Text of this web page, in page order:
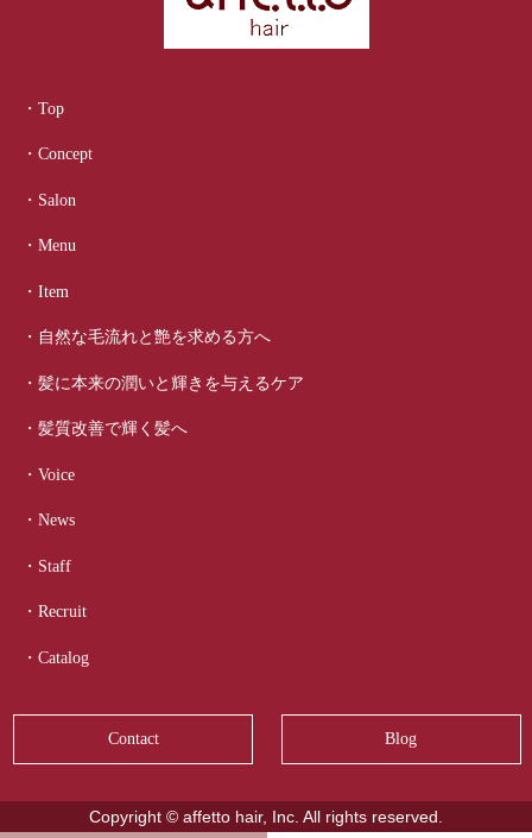
・Top
・Concept
・Salon
・Menu
・Item
・自然な毛流れと艶を求める方へ
・髪に本来の潤いと輝きを与えるケア
・髪質改善で輝く髪へ
・Voice
・News
・Staff
・Recruit
・Catalog
Contact Blog
Copyright © affetto hair, Inc. All rights reserved.